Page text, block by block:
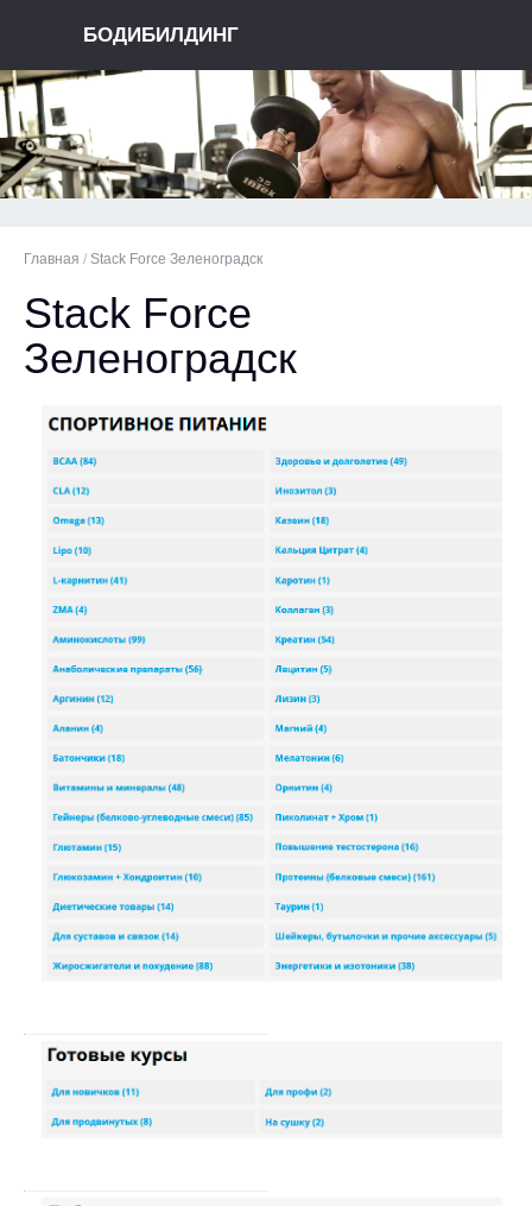
БОДИБИЛДИНГ
Главная / Stack Force Зеленоградск
Stack Force
Зеленоградск